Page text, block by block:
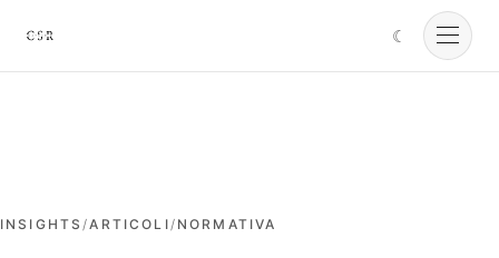
Cursorio
☾
Cursorio Manager
INSIGHTS/ARTICOLI/ NORMATIVA